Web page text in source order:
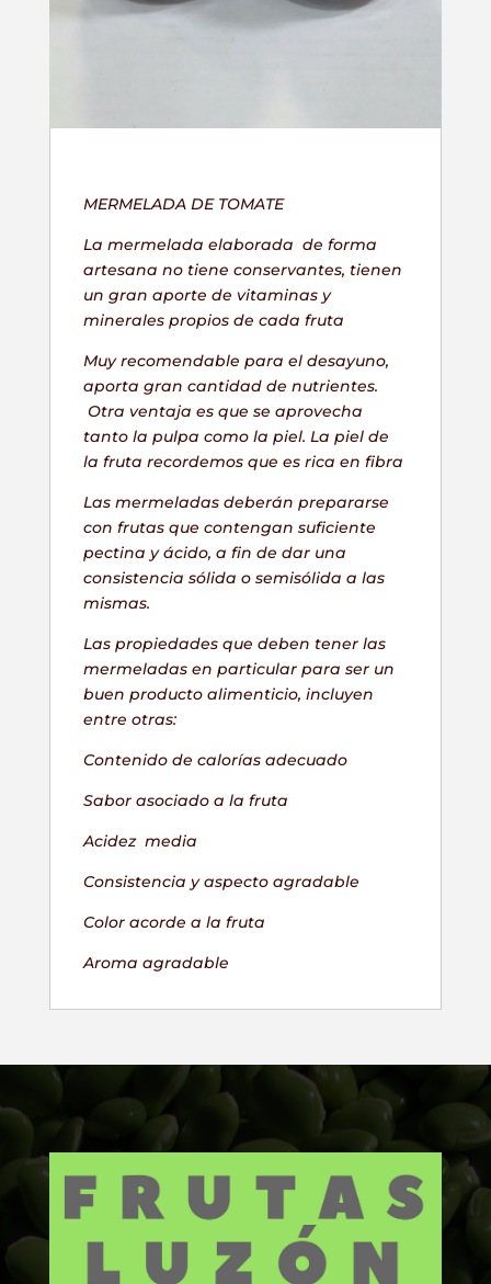
MERMELADA DE TOMATE
La mermelada elaborada de forma
artesana no tiene conservantes, tienen
un gran aporte de vitaminas y
minerales propios de cada fruta
Muy recomendable para el desayuno,
aporta gran cantidad de nutrientes.
Otra ventaja es que se aprovecha
tanto la pulpa como la piel. La piel de
la fruta recordemos que es rica en fibra
Las mermeladas deberán prepararse
con frutas que contengan suficiente
pectina y ácido, a fin de dar una
consistencia sólida o semisólida a las
mismas.
Las propiedades que deben tener las
mermeladas en particular para ser un
buen producto alimenticio, incluyen
entre otras:
Contenido de calorías adecuado
Sabor asociado a la fruta
Acidez media
Consistencia y aspecto agradable
Color acorde a la fruta
Aroma agradable